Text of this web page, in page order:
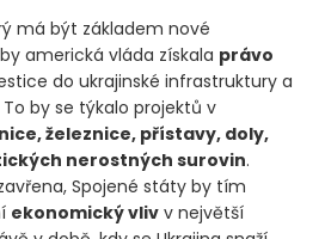
má být základem nové
americká vláda získala právo
do ukrajinské infrastruktury a
by se týkalo projektů v
železnice, přístavy, doly,
nerostných surovin.
Spojené státy by tím
ekonomický vliv v největší